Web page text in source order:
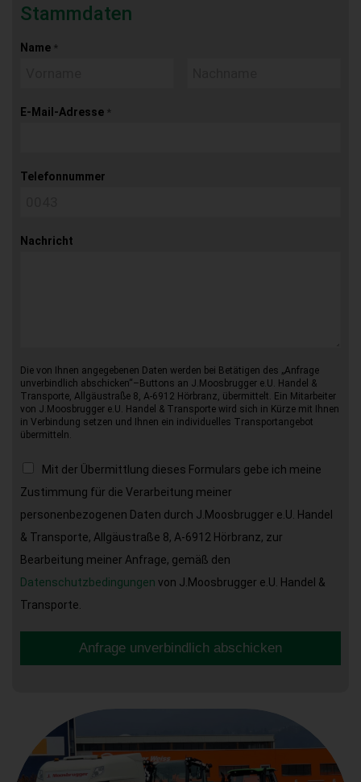
Stammdaten
Name *
E-Mail-Adresse *
Telefonnummer
Nachricht
Die von Ihnen angegebenen Daten werden bei Betätigen des „Anfrage
unverbindlich abschicken“–Buttons an J.Moosbrugger e.U. Handel &
Transporte, Allgäustraße 8, A-6912 Hörbranz, übermittelt. Ein Mitarbeiter
von J.Moosbrugger e.U. Handel & Transporte wird sich in Kürze mit Ihnen
in Verbindung setzen und Ihnen ein individuelles Transportangebot
übermitteln.
Mit der Übermittlung dieses Formulars gebe ich meine
Zustimmung für die Verarbeitung meiner
personenbezogenen Daten durch J.Moosbrugger e.U. Handel
& Transporte, Allgäustraße 8, A-6912 Hörbranz, zur
Bearbeitung meiner Anfrage, gemäß den
Datenschutzbedingungen von J.Moosbrugger e.U. Handel &
Transporte.
Anfrage unverbindlich abschicken